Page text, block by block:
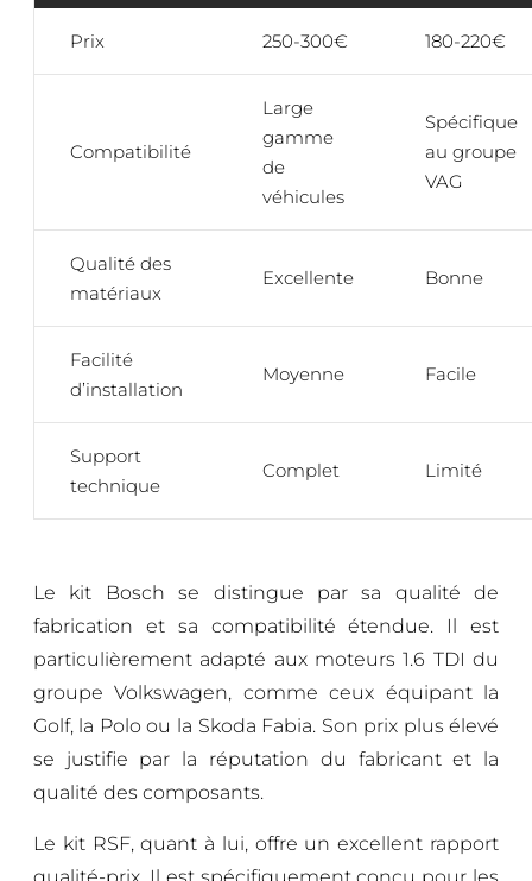
Prix 250-300€ 180-220€
Compatibilité
Large
gamme
de
véhicules
Spécifique
au groupe
VAG
Qualité des
matériaux
Excellente Bonne
Facilité
d’installation
Moyenne Facile
Support
technique
Complet Limité
Le kit Bosch se distingue par sa qualité de
fabrication et sa compatibilité étendue. Il est
particulièrement adapté aux moteurs 1.6 TDI du
groupe Volkswagen, comme ceux équipant la
Golf, la Polo ou la Skoda Fabia. Son prix plus élevé
se justifie par la réputation du fabricant et la
qualité des composants.
Le kit RSF, quant à lui, offre un excellent rapport